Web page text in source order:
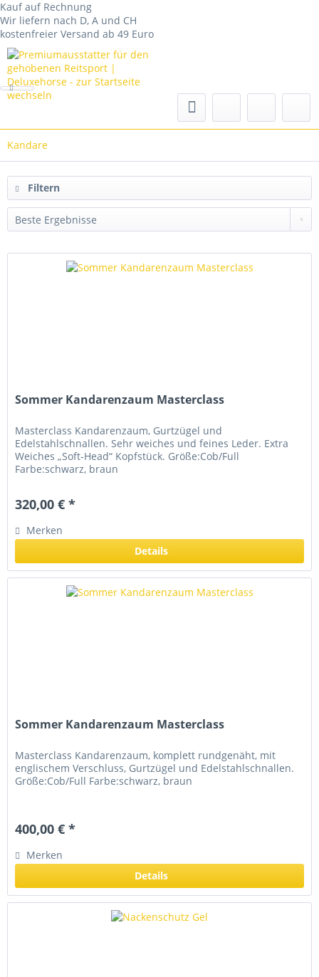
Kauf auf Rechnung
Wir liefern nach D, A und CH
kostenfreier Versand ab 49 Euro
Kandare
Filtern
Sommer Kandarenzaum Masterclass
Masterclass Kandarenzaum, Gurtzügel und
Edelstahlschnallen. Sehr weiches und feines Leder. Extra
Weiches „Soft-Head“ Kopfstück. Größe:Cob/Full
Farbe:schwarz, braun
320,00 € *
Merken
Details
Sommer Kandarenzaum Masterclass
Masterclass Kandarenzaum, komplett rundgenäht, mit
englischem Verschluss, Gurtzügel und Edelstahlschnallen.
Größe:Cob/Full Farbe:schwarz, braun
400,00 € *
Merken
Details